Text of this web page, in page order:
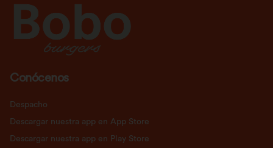
Conócenos
Despacho
Descargar nuestra app en App Store
Descargar nuestra app en Play Store